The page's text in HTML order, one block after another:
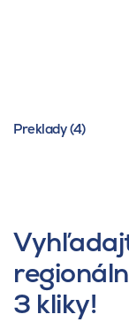
Preklady (4)
3 kliky!